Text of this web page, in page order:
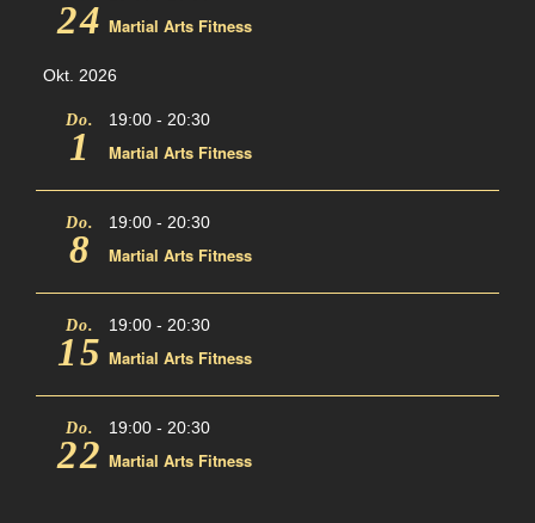
24 Martial Arts Fitness
Okt. 2026
Do.
1
19:00 - 20:30
Martial Arts Fitness
Do.
8
19:00 - 20:30
Martial Arts Fitness
Do.
15
19:00 - 20:30
Martial Arts Fitness
Do.
22
19:00 - 20:30
Martial Arts Fitness